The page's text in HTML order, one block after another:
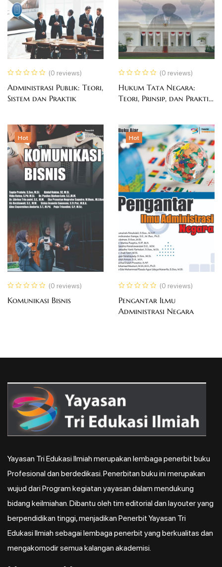
(0 reviews)
Administrasi Publik: Teori,
Sistem dan Praktik
(0 reviews)
Hukum Tata Negara:
Teori, Prinsip, dan Praktik
Hot
(0 reviews)
Komunikasi Bisnis
Hot
(0 reviews)
Pengantar Ilmu
Administrasi Negara
Yayasan Tri Edukasi Ilmiah merupakan lembaga penerbit buku
Profesional dan berdedikasi. Penerbitan buku ini merupakan
wujud dari Program kegiatan yayasan dalam mendukung
bidang keilmiahan. Dibantu oleh tim editorial dan layouter yang
berpendidikan tinggi, menjadikan Penerbit Yayasan Tri
Edukasi Ilmiah sebagai lembaga penerbit yang berkualitas dan
mengakomodir semua kalangan akademisi.